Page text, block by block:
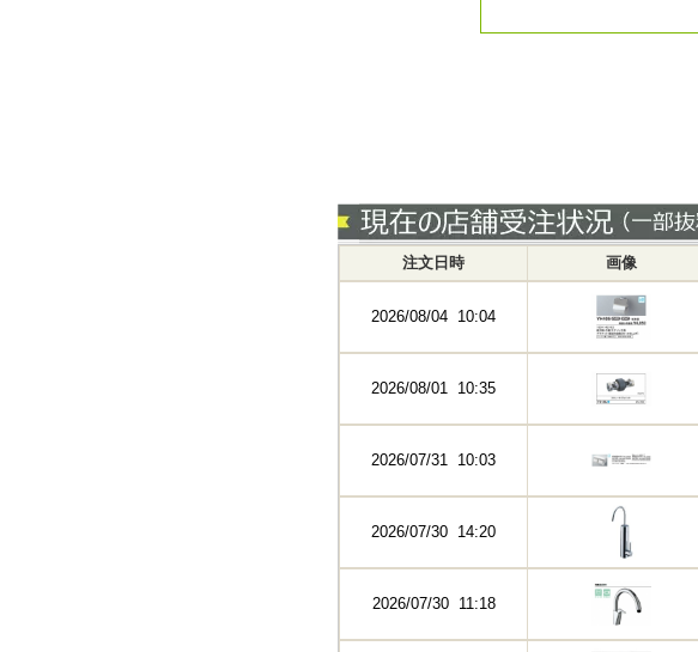
注文日時 画像
2026/08/04 10:04
2026/08/01 10:35
2026/07/31 10:03
2026/07/30 14:20
2026/07/30 11:18